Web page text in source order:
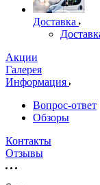
Доставка
Акции
Галерея
Информация
Вопрос-ответ
Обзоры
Контакты
Отзывы